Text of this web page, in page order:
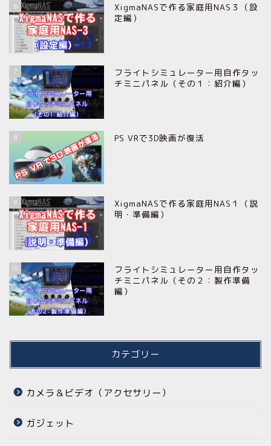
6
XigmaNASで作る家庭用NAS３（設
定編）
7
フライトシミュレーター用自作タッ
チミニパネル（その１：紹介編）
8 PS VRで3D映画が復活
9
XigmaNASで作る家庭用NAS１（説
明・準備編）
10
フライトシミュレーター用自作タッ
チミニパネル（その２：製作準備
編）
カテゴリー
カメラ＆ビデオ（アクセサリー）
ガジェット